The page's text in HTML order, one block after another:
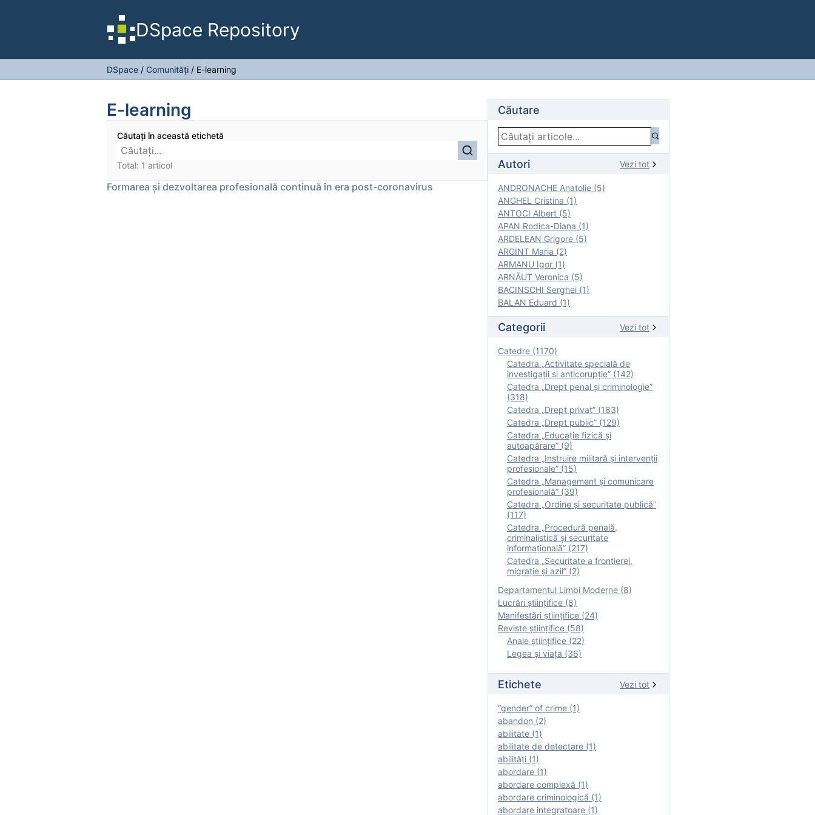
DSpace Repository
DSpace / Comunități / E-learning
E-learning
Căutați în această etichetă
Total: 1 articol
Formarea și dezvoltarea profesională continuă în era post-coronavirus
Căutare
Autori Vezi tot
ANDRONACHE Anatolie (5)
ANGHEL Cristina (1)
ANTOCI Albert (5)
APAN Rodica-Diana (1)
ARDELEAN Grigore (5)
ARGINT Maria (2)
ARMANU Igor (1)
ARNĂUT Veronica (5)
BACINSCHI Serghei (1)
BALAN Eduard (1)
Categorii Vezi tot
Catedre (1170)
Catedra „Activitate specială de
investigaţii şi anticorupție” (142)
Catedra „Drept penal și criminologie”
(318)
Catedra „Drept privat” (183)
Catedra „Drept public” (129)
Catedra „Educație fizică şi
autoapărare” (9)
Catedra „Instruire militară şi intervenţii
profesionale” (15)
Catedra „Management și comunicare
profesională” (39)
Catedra „Ordine și securitate publică”
(117)
Catedra „Procedură penală,
criminalistică și securitate
informațională” (217)
Catedra „Securitate a frontierei,
migrație și azil” (2)
Departamentul Limbi Moderne (8)
Lucrări științifice (8)
Manifestări ştiinţifice (24)
Reviste ştiinţifice (58)
Anale ştiinţifice (22)
Legea şi viaţa (36)
Etichete Vezi tot
“gender” of crime (1)
abandon (2)
abilitate (1)
abilitate de detectare (1)
abilităţi (1)
abordare (1)
abordare complexă (1)
abordare criminologică (1)
abordare integratoare (1)